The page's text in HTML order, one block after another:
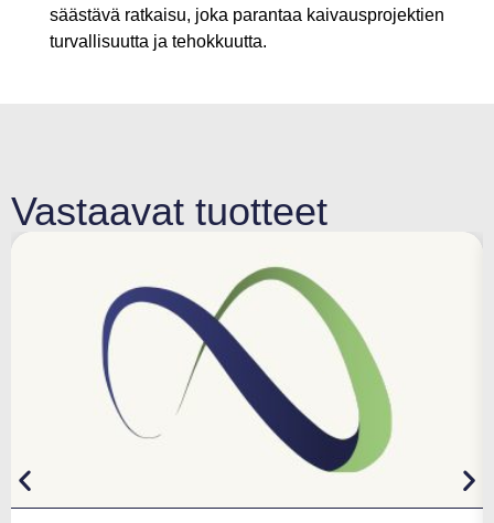
säästävä ratkaisu, joka parantaa kaivausprojektien
turvallisuutta ja tehokkuutta.
Vastaavat tuotteet